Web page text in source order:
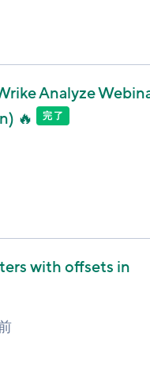
Analyze
🔥
完了
with offsets in